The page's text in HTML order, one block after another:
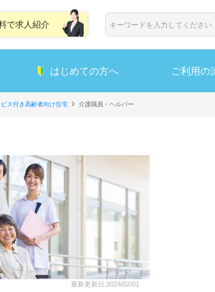
で求人紹介
はじめての方へ ご利用の
ス付き高齢者向け住宅 介護職員・ヘルパー
最新更新日:2024/02/01